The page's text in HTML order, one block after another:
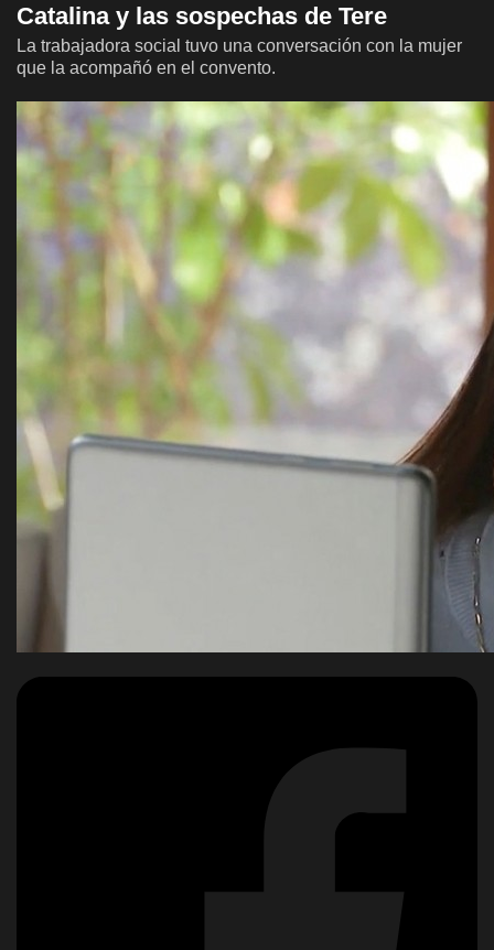
Catalina y las sospechas de Tere
La trabajadora social tuvo una conversación con la mujer
que la acompañó en el convento.